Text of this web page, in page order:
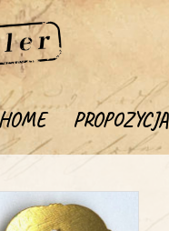
PROPOZYCJA